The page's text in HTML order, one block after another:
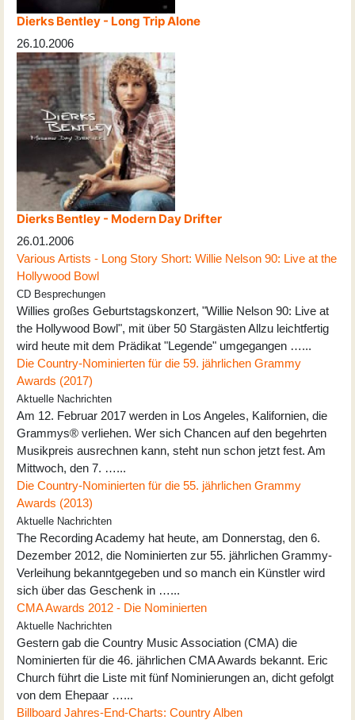
Dierks Bentley - Long Trip Alone
26.10.2006
Dierks Bentley - Modern Day Drifter
26.01.2006
Various Artists - Long Story Short: Willie Nelson 90: Live at the
Hollywood Bowl
CD Besprechungen
Willies großes Geburtstagskonzert, "Willie Nelson 90: Live at
the Hollywood Bowl", mit über 50 Stargästen Allzu leichtfertig
wird heute mit dem Prädikat "Legende" umgegangen …...
Die Country-Nominierten für die 59. jährlichen Grammy
Awards (2017)
Aktuelle Nachrichten
Am 12. Februar 2017 werden in Los Angeles, Kalifornien, die
Grammys® verliehen. Wer sich Chancen auf den begehrten
Musikpreis ausrechnen kann, steht nun schon jetzt fest. Am
Mittwoch, den 7. …...
Die Country-Nominierten für die 55. jährlichen Grammy
Awards (2013)
Aktuelle Nachrichten
The Recording Academy hat heute, am Donnerstag, den 6.
Dezember 2012, die Nominierten zur 55. jährlichen Grammy-
Verleihung bekanntgegeben und so manch ein Künstler wird
sich über das Geschenk in …...
CMA Awards 2012 - Die Nominierten
Aktuelle Nachrichten
Gestern gab die Country Music Association (CMA) die
Nominierten für die 46. jährlichen CMA Awards bekannt. Eric
Church führt die Liste mit fünf Nominierungen an, dicht gefolgt
von dem Ehepaar …...
Billboard Jahres-End-Charts: Country Alben